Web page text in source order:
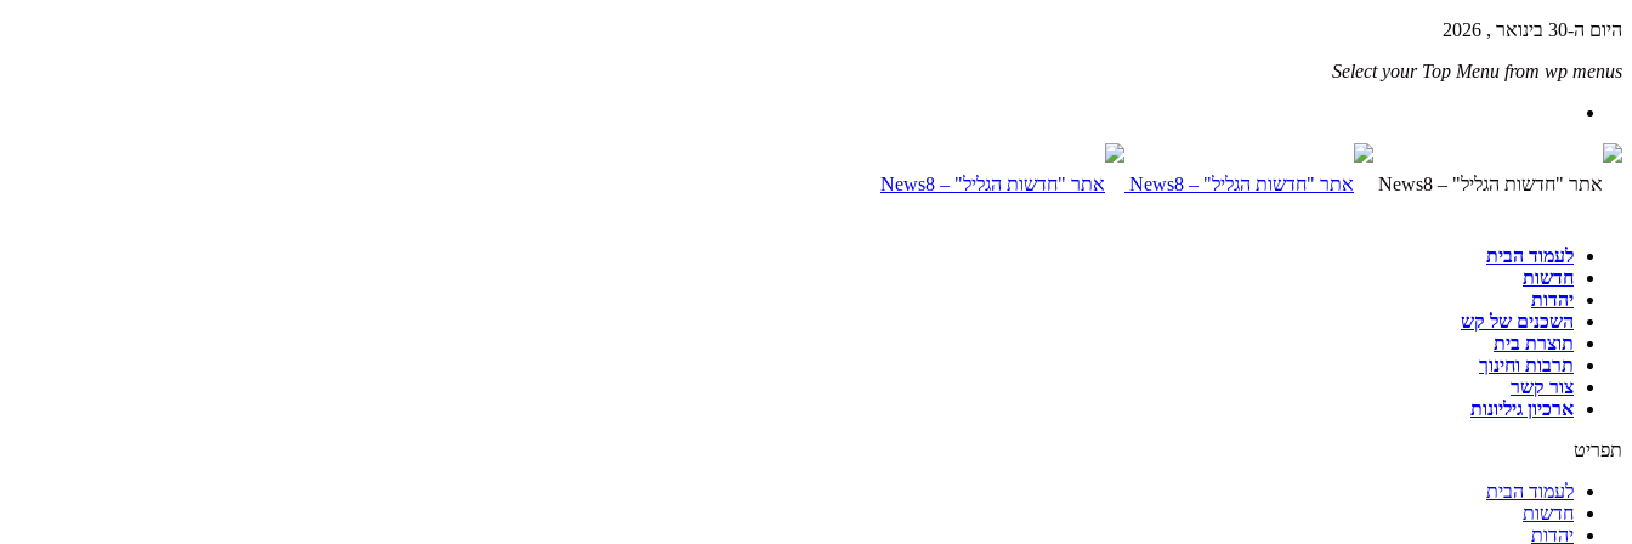
היום ה-30 בינואר , 2026
Select your Top Menu from wp menus
לעמוד הבית
חדשות
יהדות
השכנים של קש
תוצרת בית
תרבות וחינוך
צור קשר
ארכיון גיליונות
תפריט
לעמוד הבית
חדשות
יהדות